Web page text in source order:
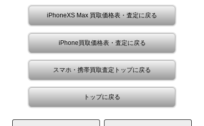
iPhoneXS Max 買取価格表・査定に戻る
iPhone買取価格表・査定に戻る
スマホ・携帯買取査定トップに戻る
トップに戻る